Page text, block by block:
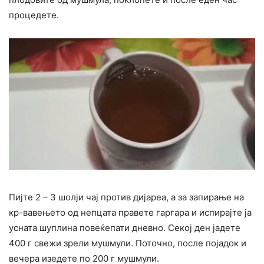
процедете.
Пијте 2 – 3 шолји чај против дијареа, а за запирање на
кр-вавењето од непцата правете гаргара и испирајте ја
усната шуплина повеќепати дневно. Секој ден јадете
400 г свежи зрели мушмули. Поточно, после појадок и
вечера изедете по 200 г мушмули.